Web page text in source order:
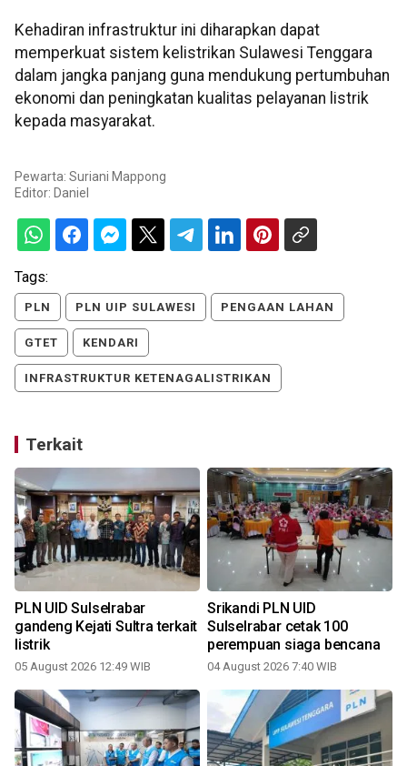
Kehadiran infrastruktur ini diharapkan dapat
memperkuat sistem kelistrikan Sulawesi Tenggara
dalam jangka panjang guna mendukung pertumbuhan
ekonomi dan peningkatan kualitas pelayanan listrik
kepada masyarakat.
Pewarta: Suriani Mappong
Editor: Daniel
Tags:
PLN PLN UIP SULAWESI PENGAAN LAHAN
GTET KENDARI
INFRASTRUKTUR KETENAGALISTRIKAN
Terkait
PLN UID Sulselrabar
gandeng Kejati Sultra terkait
listrik
05 August 2026 12:49 WIB
Srikandi PLN UID
Sulselrabar cetak 100
perempuan siaga bencana
04 August 2026 7:40 WIB